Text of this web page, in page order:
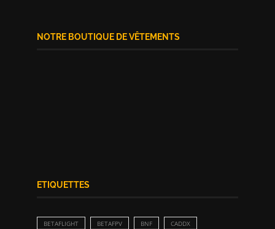
NOTRE BOUTIQUE DE VÊTEMENTS
CINEWHOOP
FATSHARK FC FLIGHT CONTROLLER FOXEER